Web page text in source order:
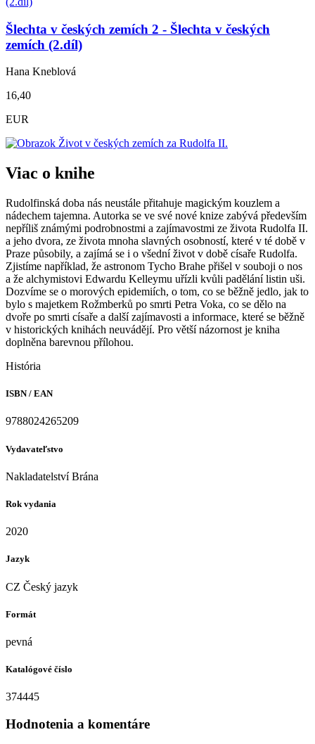
Šlechta v českých zemích 2 - Šlechta v českých
zemích (2.díl)
Hana Kneblová
16,40
EUR
Viac o knihe
Rudolfinská doba nás neustále přitahuje magickým kouzlem a
nádechem tajemna. Autorka se ve své nové knize zabývá především
nepříliš známými podrobnostmi a zajímavostmi ze života Rudolfa II.
a jeho dvora, ze života mnoha slavných osobností, které v té době v
Praze působily, a zajímá se i o všední život v době císaře Rudolfa.
Zjistíme například, že astronom Tycho Brahe přišel v souboji o nos
a že alchymistovi Edwardu Kelleymu uřízli kvůli padělání listin uši.
Dozvíme se o morových epidemiích, o tom, co se běžně jedlo, jak to
bylo s majetkem Rožmberků po smrti Petra Voka, co se dělo na
dvoře po smrti císaře a další zajímavosti a informace, které se běžně
v historických knihách neuvádějí. Pro větší názornost je kniha
doplněna barevnou přílohou.
História
ISBN / EAN
9788024265209
Vydavateľstvo
Nakladatelství Brána
Rok vydania
2020
Jazyk
CZ Český jazyk
Formát
pevná
Katalógové číslo
374445
Hodnotenia a komentáre